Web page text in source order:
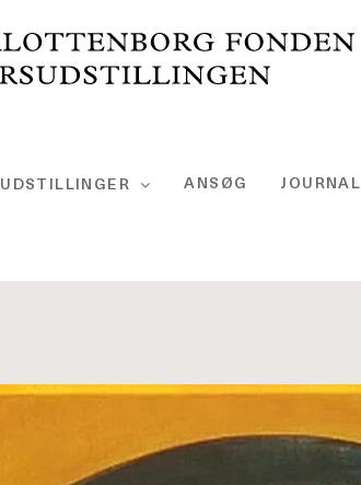
UDSTILLINGER ANSØG JOURNAL